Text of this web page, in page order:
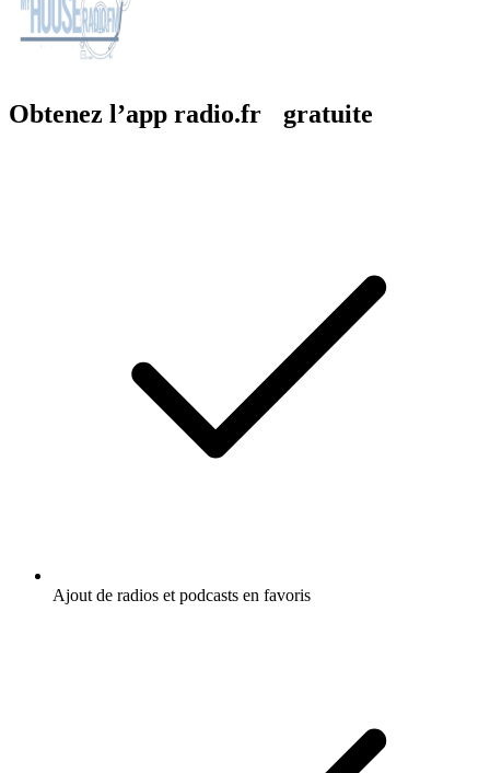
Obtenez l’app radio.fr gratuite
Ajout de radios et podcasts en favoris